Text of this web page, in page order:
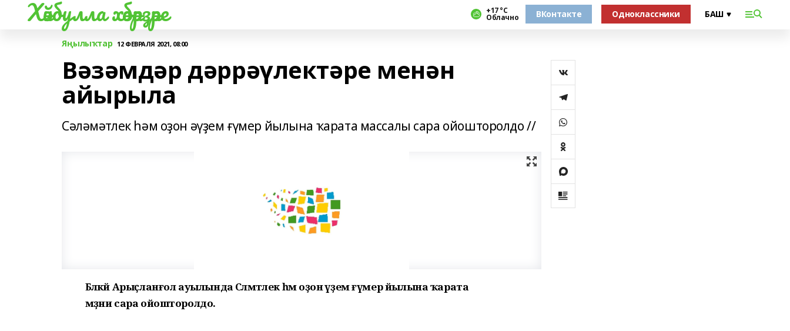
Хәйбулла хәбәрҙәре +17 °С
Облачно ВКонтакте Одноклассники
Яңылыҡтар 12 ФЕВРАЛЯ 2021, 08:00
Вәзәмдәр дәррәүлектәре менән
айырыла
Сәләмәтлек һәм оҙон әүҙем ғүмер йылына ҡарата массалы сара ойошторолдо //
Бәләкәй Арыҫланғол ауылында Сәләмәтлек һәм оҙон әүҙем ғүмер йылына ҡарата
мәҙәни сара ойошторолдо.